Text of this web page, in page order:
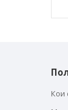
Кои